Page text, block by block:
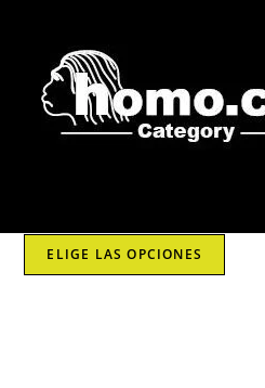
contenido
ELIGE LAS OPCIONES